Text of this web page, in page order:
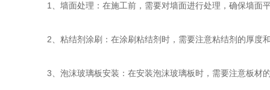
1、墙面处理：在施工前，需要对墙面进行处理，确保墙面
2、粘结剂涂刷：在涂刷粘结剂时，需要注意粘结剂的厚度
3、泡沫玻璃板安装：在安装泡沫玻璃板时，需要注意板材